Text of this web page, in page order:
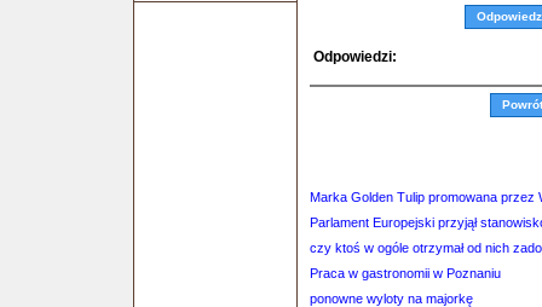
Odpowiedz
Odpowiedzi:
Marka Golden Tulip promowana przez
Parlament Europejski przyjął
czy ktoś w ogóle otrzymał od nich
Praca w gastronomii w Poznaniu
ponowne wyloty na majorkę